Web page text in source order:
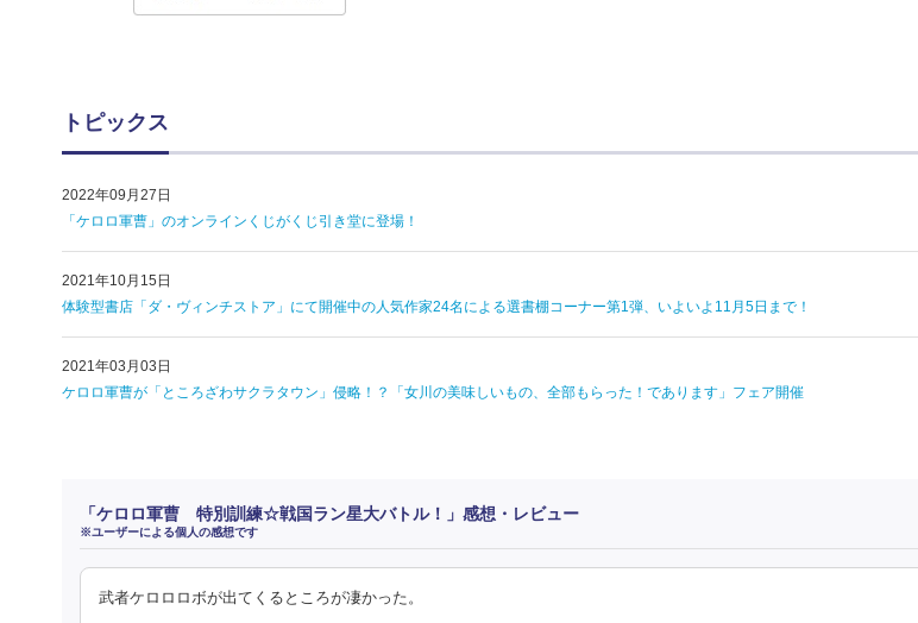
トピックス
2022年09月27日
「ケロロ軍曹」のオンラインくじがくじ引き堂に登場！
2021年10月15日
体験型書店「ダ・ヴィンチストア」にて開催中の人気作家24名による選書棚コーナー第1弾、いよいよ11月5日まで！
2021年03月03日
ケロロ軍曹が「ところざわサクラタウン」侵略！？「女川の美味しいもの、全部もらった！であります」フェア開催
「ケロロ軍曹 特別訓練☆戦国ラン星大バトル！」感想・レビュー
※ユーザーによる個人の感想です
武者ケロロロボが出てくるところが凄かった。